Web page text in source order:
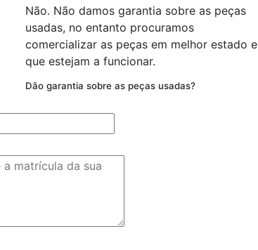
Não. Não damos garantia sobre as peças
usadas, no entanto procuramos
comercializar as peças em melhor estado e
que estejam a funcionar.
Dão garantia sobre as peças usadas?